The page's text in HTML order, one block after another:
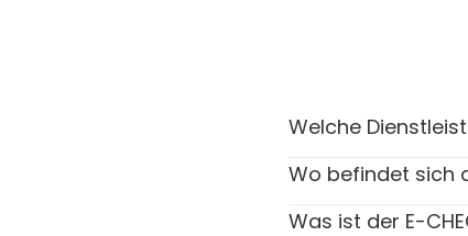
Welche
Wo befindet sich
Was ist der E-